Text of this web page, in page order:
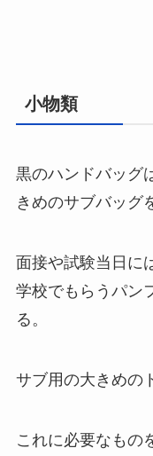
小物類
黒のハンドバッグ
きめのサブバッグ
面接や試験当日に
学校でもらうパン
る。
サブ用の大きめの
これに必要なもの